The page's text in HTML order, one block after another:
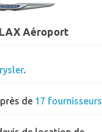
Aéroport
.
de 17 fournisseurs